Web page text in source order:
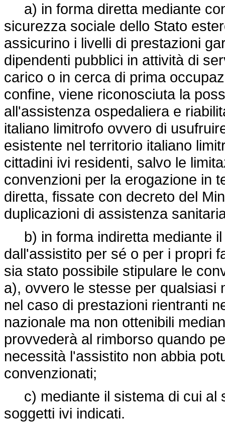
a) in forma diretta mediante
sicurezza sociale dello Stato
assicurino i livelli di prestazioni
dipendenti pubblici in attività di
carico o in cerca di prima
confine, viene riconosciuta la
all'assistenza ospedaliera e
italiano limitrofo ovvero di
esistente nel territorio italiano
cittadini ivi residenti, salvo le
convenzioni per la erogazione in
diretta, fissate con decreto del
duplicazioni di assistenza
b) in forma indiretta mediante il
dall'assistito per sé o per i propri
sia stato possibile stipulare le
a), ovvero le stesse per qualsiasi
nel caso di prestazioni rientranti
nazionale ma non ottenibili
provvederà al rimborso quando
necessità l'assistito non abbia
convenzionati;
c) mediante il sistema di cui al
soggetti ivi indicati.